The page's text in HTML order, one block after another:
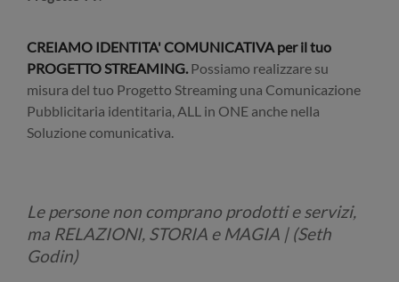
CREIAMO IDENTITA' COMUNICATIVA per il tuo
PROGETTO STREAMING. Possiamo realizzare su
misura del tuo Progetto Streaming una Comunicazione
Pubblicitaria identitaria, ALL in ONE anche nella
Soluzione comunicativa.
Le persone non comprano prodotti e servizi,
ma RELAZIONI, STORIA e MAGIA | (Seth
Godin)